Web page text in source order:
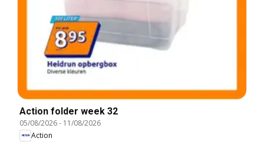
Action folder week 32
05/08/2026- 11/08/2026
Action